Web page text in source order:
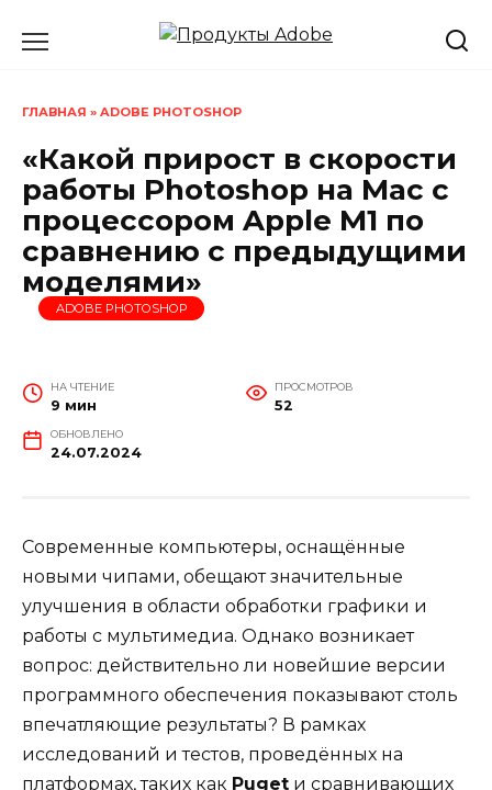
ГЛАВНАЯ » ADOBE PHOTOSHOP
«Какой прирост в скорости
работы Photoshop на Mac с
процессором Apple M1 по
сравнению с предыдущими
моделями»
ADOBE PHOTOSHOP
НА ЧТЕНИЕ
9 мин
ПРОСМОТРОВ
52
ОБНОВЛЕНО
24.07.2024
Современные компьютеры, оснащённые
новыми чипами, обещают значительные
улучшения в области обработки графики и
работы с мультимедиа. Однако возникает
вопрос: действительно ли новейшие версии
программного обеспечения показывают столь
впечатляющие результаты? В рамках
исследований и тестов, проведённых на
платформах, таких как Puget и сравнивающих